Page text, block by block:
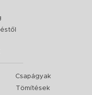
Csapágyak
Tömítések